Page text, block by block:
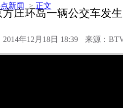
新闻 > 正文
方庄环岛一辆公交车发
年12月18日 18:39 来源：